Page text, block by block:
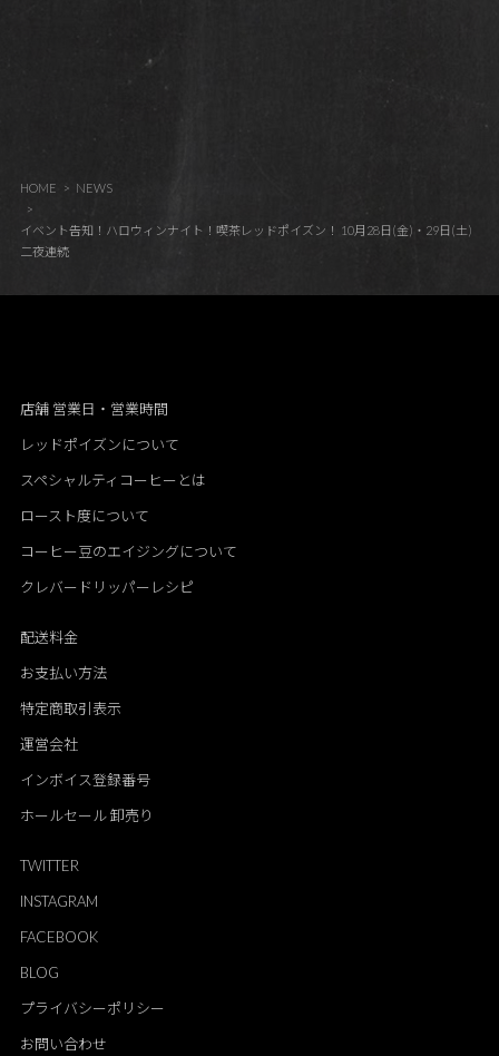
HOME NEWS
イベント告知！ハロウィンナイト！喫茶レッドポイズン！ 10月28日(金)・29日(土)
二夜連続
店舗 営業日・営業時間
レッドポイズンについて
スペシャルティコーヒーとは
ロースト度について
コーヒー豆のエイジングについて
クレバードリッパーレシピ
配送料金
お支払い方法
特定商取引表示
運営会社
インボイス登録番号
ホールセール 卸売り
TWITTER
INSTAGRAM
FACEBOOK
BLOG
プライバシーポリシー
お問い合わせ